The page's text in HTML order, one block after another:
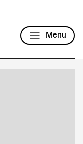
Menu